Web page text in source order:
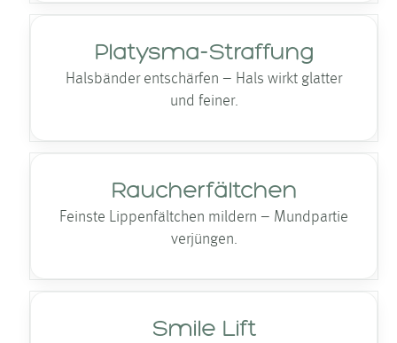
Platysma-Straffung
Halsbänder entschärfen – Hals wirkt glatter
und feiner.
Raucherfältchen
Feinste Lippenfältchen mildern – Mundpartie
verjüngen.
Smile Lift